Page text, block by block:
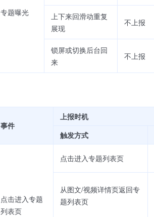
专题曝光
上下来回滑动重复
展现
不上报
锁屏或切换后台回
来
不上报
事件
上报时机
触发方式
点击进入专题
列表页
点击进入专题列表页
从图文/视频详情页返回专
题列表页